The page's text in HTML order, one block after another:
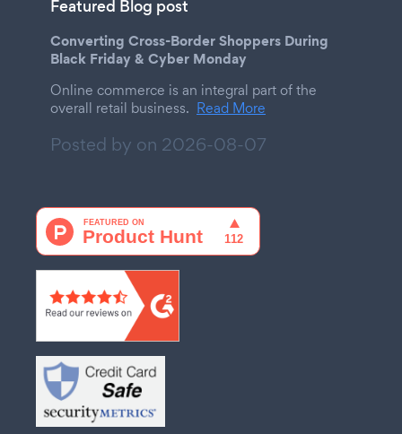
Featured Blog post
Converting Cross-Border Shoppers During
Black Friday & Cyber Monday
Online commerce is an integral part of the
overall retail business. Read More
Posted by on 2026-08-07